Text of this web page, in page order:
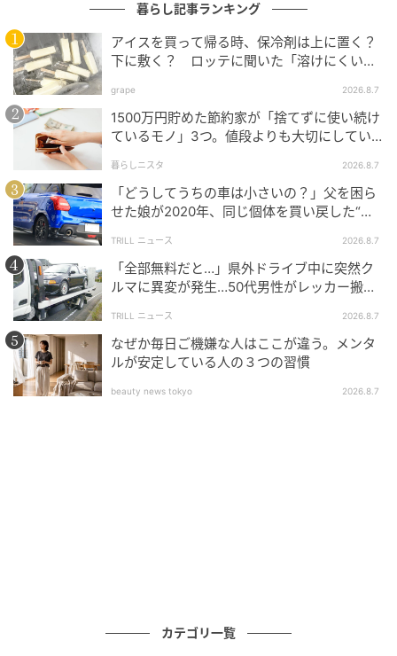
した形状なのが特徴です。
michill
木材の部分にはマツが使用されています。
個体差はあると思いますが、今回購入したものにはさ
暮らし記事ランキング
アイスを買って帰る時、保冷剤は上に置く？
下に敷く？ ロッテに聞いた「溶けにくい持
grape 2026.8.7
1500万円貯めた節約家が「捨てずに使い続け
ているモノ」3つ。値段よりも大切にしてい
暮らしニスタ 2026.8.7
「どうしてうちの車は小さいの？」父を困ら
せた娘が2020年、同じ個体を買い戻した“意
TRILL ニュース 2026.8.7
「全部無料だと…」県外ドライブ中に突然ク
ルマに異変が発生…50代男性がレッカー搬送
TRILL ニュース 2026.8.7
なぜか毎日ご機嫌な人はここが違う。メンタ
ルが安定している人の３つの習慣
beauty news tokyo 2026.8.7
カテゴリ一覧